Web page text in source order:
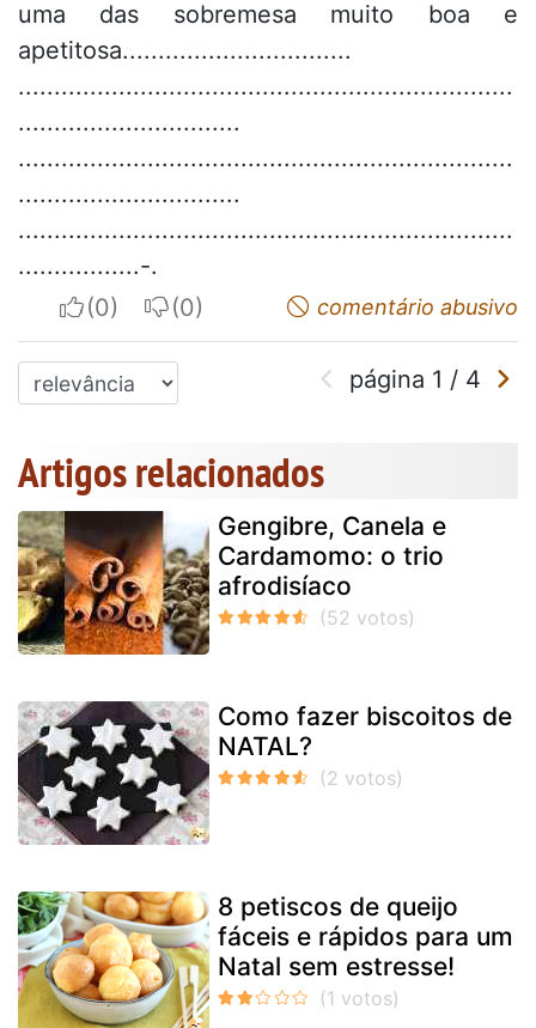
uma das sobremesa muito boa e
apetitosa................................
.....................................................................
...............................
.....................................................................
...............................
.....................................................................
.................-.
I apreciateI do not appreciatecomentário abusivo
página 1 / 4
Artigos relacionados
Gengibre, Canela e
Cardamomo: o trio
afrodisíaco
Como fazer biscoitos de
NATAL?
8 petiscos de queijo
fáceis e rápidos para um
Natal sem estresse!